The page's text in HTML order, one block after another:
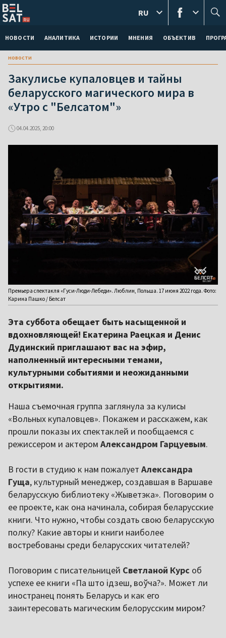
НОВОСТИ АНАЛИТИКА ИСТОРИИ МНЕНИЯ ОБЪЕКТИВ
RU
новости
Закулисье купаловцев и тайны
беларусского магического мира в
«Утро с "Белсатом"»
04.04.2025, 20:00
Премьера спектакля «Гуси-Люди-Лебеди». Люблин, Польша. 17 июня 2022 года. Фото:
Карина Пашко / Белсат
Эта суббота обещает быть насыщенной и
вдохновляющей! Екатерина Раецкая и Денис
Дудинский приглашают вас на эфир,
наполненный интересными темами,
культурными событиями и неожиданными
открытиями.
Наша съемочная группа заглянула за кулисы
«Вольных купаловцев». Покажем и расскажем, как
прошли показы их спектаклей и пообщаемся с
режиссером и актером Александром Гарцуевым.
В гости в студию к нам пожалует Александра
Гуща, культурный менеджер, создавшая в Варшаве
беларусскую библиотеку «Жыветэка». Поговорим о
ее проекте, как она начинала, собирая беларусские
книги. Что нужно, чтобы создать свою беларусскую
полку? Какие авторы и книги наиболее
востребованы среди беларусских читателей?
Поговорим с писательницей Светланой Курс об
успехе ее книги «Па што ідзеш, воўча?». Может ли
иностранец понять Беларусь и как его
заинтересовать магическим белорусским миром?